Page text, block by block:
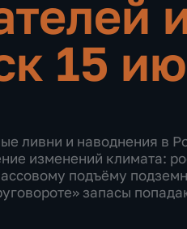
15
ливни и наводнения в
изменений климата:
подъёму
запасы